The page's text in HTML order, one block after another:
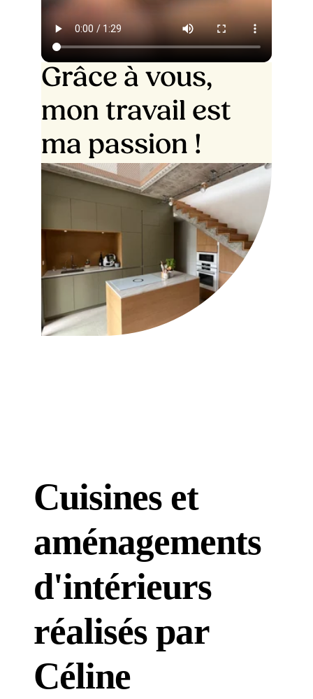
Grâce à vous,
mon travail est
ma passion !
Cuisines et
aménagements
d'intérieurs
réalisés par
Céline